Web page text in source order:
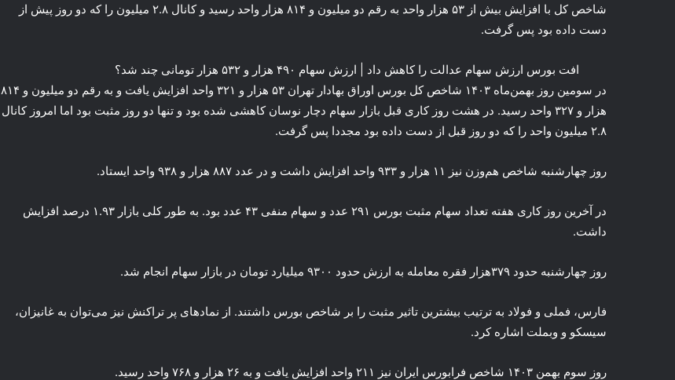
شاخص کل با افزایش بیش از ۵۳ هزار واحد به رقم دو میلیون و ۸۱۴ هزار واحد رسید و کانال ۲.۸ میلیون را که دو روز پیش از
دست داده بود پس گرفت.
افت بورس ارزش سهام عدالت را کاهش داد | ارزش سهام ۴۹۰ هزار و ۵۳۲ هزار تومانی چند شد؟
در سومین روز بهمن‌ماه ۱۴۰۳ شاخص کل بورس اوراق بهادار تهران ۵۳ هزار و ۳۲۱ واحد افزایش یافت و به رقم دو میلیون و ۸۱۴
هزار و ۳۲۷ واحد رسید. در هشت روز کاری قبل بازار سهام دچار نوسان کاهشی شده بود و تنها دو روز مثبت بود اما امروز کانال
۲.۸ میلیون واحد را که دو روز قبل از دست داده بود مجددا پس گرفت.
روز چهارشنبه شاخص هم‌وزن نیز ۱۱ هزار و ۹۳۳ واحد افزایش داشت و در عدد ۸۸۷ هزار و ۹۳۸ واحد ایستاد.
در آخرین روز کاری هفته تعداد سهام مثبت بورس ۲۹۱ عدد و سهام منفی ۴۳ عدد بود. به طور کلی بازار ۱.۹۳ درصد افزایش
داشت.
روز چهارشنبه حدود ۳۷۹هزار فقره معامله به ارزش حدود ۹۳۰۰ میلیارد تومان در بازار سهام انجام شد.
فارس، فملی و فولاد به ترتیب بیشترین تاثیر مثبت را بر شاخص بورس داشتند. از نمادهای پر تراکنش نیز می‌توان به غانیزان،
سیسکو و وبملت اشاره کرد.
روز سوم بهمن ۱۴۰۳ شاخص فرابورس ایران نیز ۲۱۱ واحد افزایش یافت و به ۲۶ هزار و ۷۶۸ واحد رسید.